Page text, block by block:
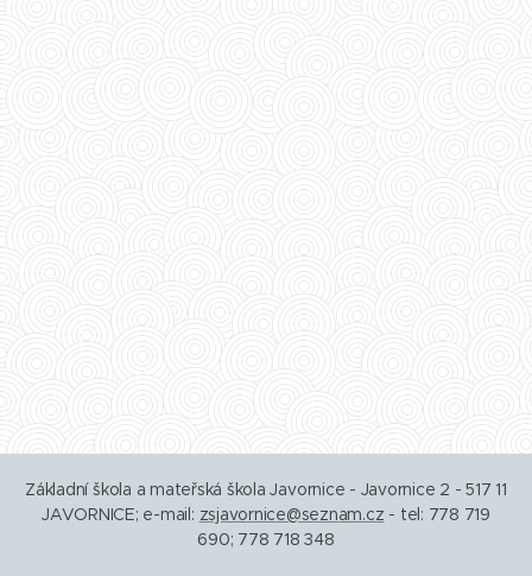
Základní škola a mateřská škola Javornice - Javornice 2 - 517 11
JAVORNICE; e-mail: zsjavornice@seznam.cz - tel: 778 719
690; 778 718 348